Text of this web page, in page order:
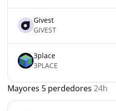
Givest
GIVEST
3place
3PLACE
Mayores 5 perdedores 24h